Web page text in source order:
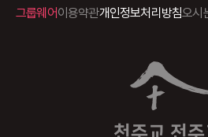
그룹웨어이용약관개인정보처리방침오시